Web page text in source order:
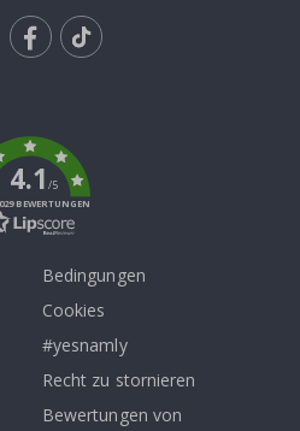
4.1/5
BEWERTUNGEN
Bedingungen
Cookies
#yesnamly
Recht zu stornieren
Bewertungen von